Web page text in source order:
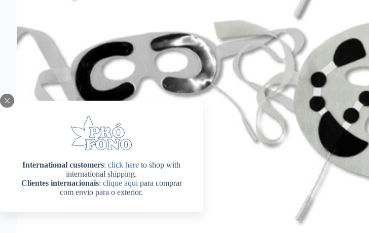
International customers: click here to shop with
international shipping.
Clientes internacionais: clique aqui para comprar
com envio para o exterior.